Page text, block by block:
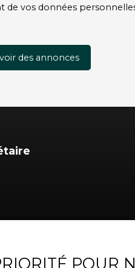
de vos données
des annonces
POUR